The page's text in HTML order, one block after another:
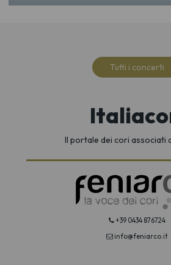
Tutti i concerti
Il portale dei cori associati
+39 0434 876724
info@feniarco.it